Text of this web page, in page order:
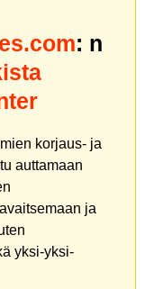
: n
korjaus- ja
auttamaan
ja
yksi-yksi-